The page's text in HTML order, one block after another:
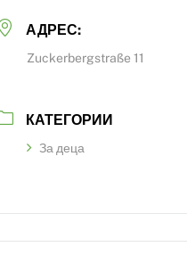
АДРЕС:
Zuckerbergstraße 11
КАТЕГОРИИ
За деца